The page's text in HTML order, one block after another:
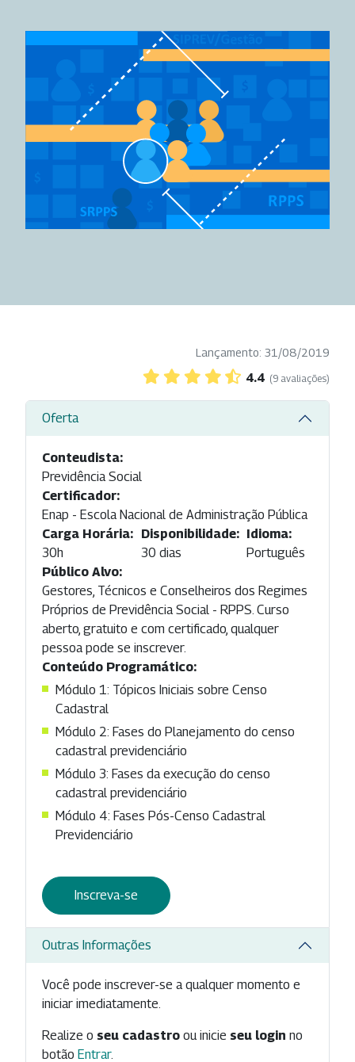
Lançamento: 31/08/2019
4.4 (9 avaliações)
Oferta
Conteudista:
Previdência Social
Certificador:
Enap - Escola Nacional de Administração Pública
Carga Horária:
30h
Disponibilidade:
30 dias
Idioma:
Português
Público Alvo:
Gestores, Técnicos e Conselheiros dos Regimes
Próprios de Previdência Social - RPPS. Curso
aberto, gratuito e com certificado, qualquer
pessoa pode se inscrever.
Conteúdo Programático:
Módulo 1: Tópicos Iniciais sobre Censo
Cadastral
Módulo 2: Fases do Planejamento do censo
cadastral previdenciário
Módulo 3: Fases da execução do censo
cadastral previdenciário
Módulo 4: Fases Pós-Censo Cadastral
Previdenciário
Inscreva-se
Outras Informações
Você pode inscrever-se a qualquer momento e
iniciar imediatamente.
Realize o seu cadastro ou inicie seu login no
botão Entrar.